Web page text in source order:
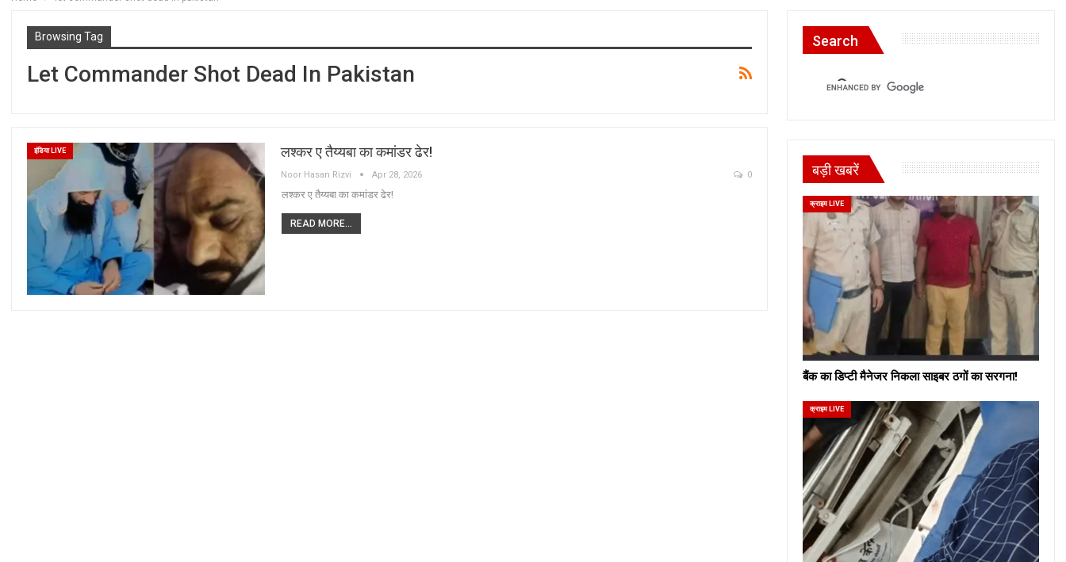
Browsing Tag
Let Commander Shot Dead In Pakistan
इंडिया LIVE लश्कर ए तैय्यबा का कमांडर ढेर!
Noor Hasan Rizvi Apr 28, 2026 0
लश्कर ए तैय्यबा का कमांडर ढेर!
READ MORE...
Search
बड़ी खबरें
क्राइम LIVE
बैंक का डिप्टी मैनेजर निकला साइबर ठगों का सरगना!
क्राइम LIVE